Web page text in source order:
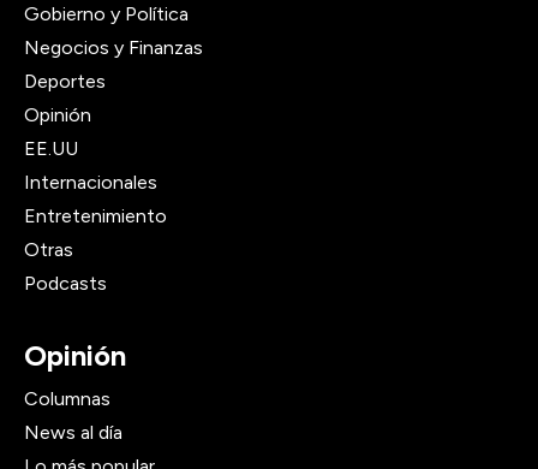
Gobierno y Política
Negocios y Finanzas
Deportes
Opinión
EE.UU
Internacionales
Entretenimiento
Otras
Podcasts
Opinión
Columnas
News al día